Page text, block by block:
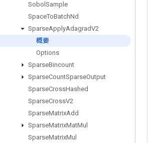
Sobol Sample
SpaceToBatchNd
SparseApplyAdagradV2
概要
Options
SparseBincount
SparseCountSparseOutput
SparseCrossHashed
SparseCrossV2
SparseMatrixAdd
SparseMatrixMatMul
SparseMatrixMul